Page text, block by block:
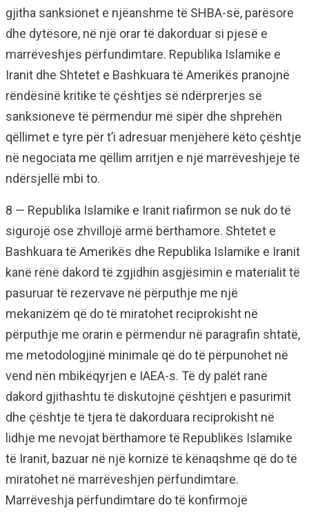
gjitha sanksionet e njëanshme të SHBA-së, parësore
dhe dytësore, në një orar të dakorduar si pjesë e
marrëveshjes përfundimtare. Republika Islamike e
Iranit dhe Shtetet e Bashkuara të Amerikës pranojnë
rëndësinë kritike të çështjes së ndërprerjes së
sanksioneve të përmendur më sipër dhe shprehën
qëllimet e tyre për t’i adresuar menjëherë këto çështje
në negociata me qëllim arritjen e një marrëveshjeje të
ndërsjellë mbi to.
8 — Republika Islamike e Iranit riafirmon se nuk do të
sigurojë ose zhvillojë armë bërthamore. Shtetet e
Bashkuara të Amerikës dhe Republika Islamike e Iranit
kanë rënë dakord të zgjidhin asgjësimin e materialit të
pasuruar të rezervave në përputhje me një
mekanizëm që do të miratohet reciprokisht në
përputhje me orarin e përmendur në paragrafin shtatë,
me metodologjinë minimale që do të përpunohet në
vend nën mbikëqyrjen e IAEA-s. Të dy palët ranë
dakord gjithashtu të diskutojnë çështjen e pasurimit
dhe çështje të tjera të dakorduara reciprokisht në
lidhje me nevojat bërthamore të Republikës Islamike
të Iranit, bazuar në një kornizë të kënaqshme që do të
miratohet në marrëveshjen përfundimtare.
Marrëveshja përfundimtare do të konfirmojë